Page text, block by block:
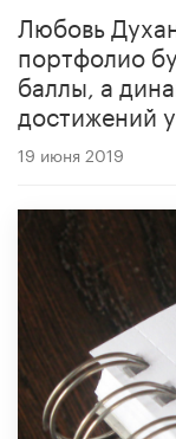
Любовь
портфолио
баллы, а
достижений
19 июня 2019